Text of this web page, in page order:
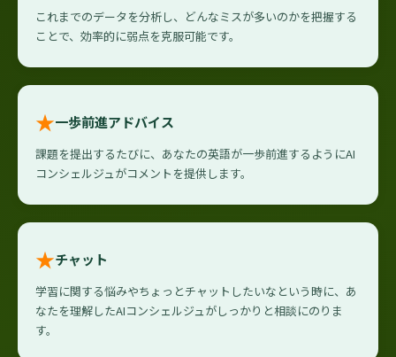
これまでのデータを分析し、どんなミスが多いのかを把握する
ことで、効率的に弱点を克服可能です。
★一歩前進アドバイス
課題を提出するたびに、あなたの英語が一歩前進するようにAI
コンシェルジュがコメントを提供します。
★チャット
学習に関する悩みやちょっとチャットしたいなという時に、あ
なたを理解したAIコンシェルジュがしっかりと相談にのりま
す。